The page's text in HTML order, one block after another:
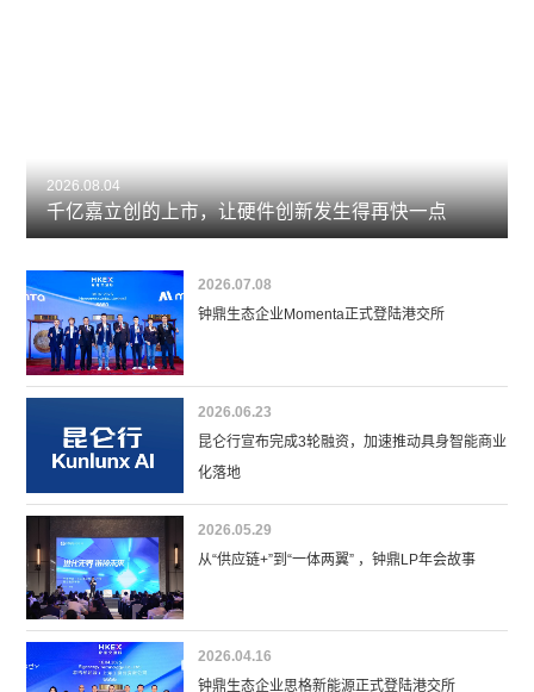
2026.08.04
千亿嘉立创的上市，让硬件创新发生得再快一点
2026.07.08
钟鼎生态企业Momenta正式登陆港交所
2026.06.23
昆仑行宣布完成3轮融资，加速推动具身智能商业
化落地
2026.05.29
从“供应链+”到“一体两翼” ，钟鼎LP年会故事
2026.04.16
钟鼎生态企业思格新能源正式登陆港交所